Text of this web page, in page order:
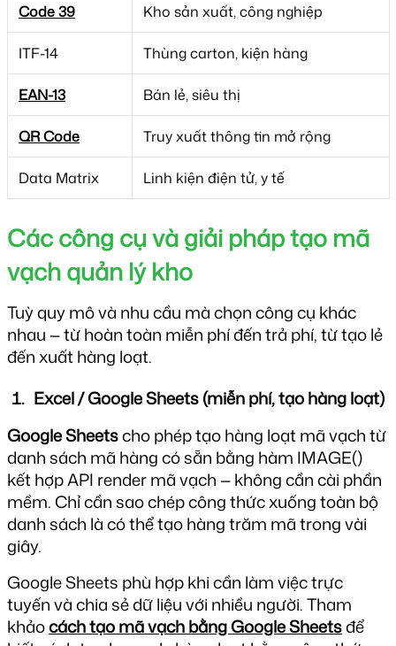
Code 39 Kho sản xuất, công nghiệp
ITF-14 Thùng carton, kiện hàng
EAN-13 Bán lẻ, siêu thị
QR Code Truy xuất thông tin mở rộng
Data Matrix Linh kiện điện tử, y tế
Các công cụ và giải pháp tạo mã
vạch quản lý kho
Tuỳ quy mô và nhu cầu mà chọn công cụ khác
nhau — từ hoàn toàn miễn phí đến trả phí, từ tạo lẻ
đến xuất hàng loạt.
Excel / Google Sheets (miễn phí, tạo hàng loạt)
Google Sheets cho phép tạo hàng loạt mã vạch từ
danh sách mã hàng có sẵn bằng hàm IMAGE()
kết hợp API render mã vạch — không cần cài phần
mềm. Chỉ cần sao chép công thức xuống toàn bộ
danh sách là có thể tạo hàng trăm mã trong vài
giây.
Google Sheets phù hợp khi cần làm việc trực
tuyến và chia sẻ dữ liệu với nhiều người. Tham
khảo cách tạo mã vạch bằng Google Sheets để